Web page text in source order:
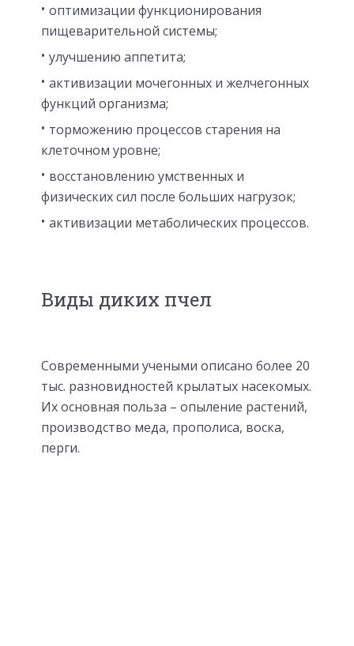
оптимизации функционирования
пищеварительной системы;
улучшению аппетита;
активизации мочегонных и желчегонных
функций организма;
торможению процессов старения на
клеточном уровне;
восстановлению умственных и
физических сил после больших нагрузок;
активизации метаболических процессов.
Виды диких пчел
Современными учеными описано более 20
тыс. разновидностей крылатых насекомых.
Их основная польза – опыление растений,
производство меда, прополиса, воска,
перги.